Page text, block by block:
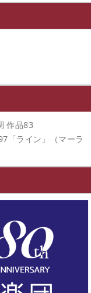
作品83
「ライン」（マーラ